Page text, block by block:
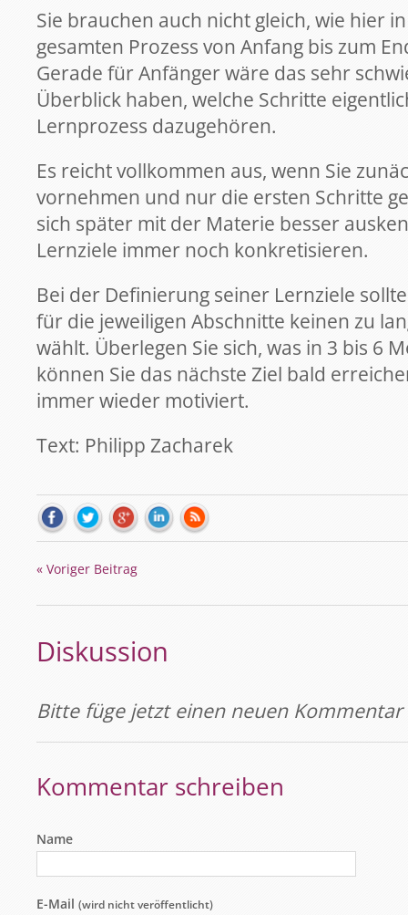
Sie brauchen auch nicht gleich, wie hier
gesamten Prozess von Anfang bis zum
Gerade für Anfänger wäre das sehr
Überblick haben, welche Schritte
Lernprozess dazugehören.
Es reicht vollkommen aus, wenn Sie
vornehmen und nur die ersten Schritte
sich später mit der Materie besser
Lernziele immer noch konkretisieren.
Bei der Definierung seiner Lernziele
für die jeweiligen Abschnitte keinen zu
wählt. Überlegen Sie sich, was in 3 bis 6
können Sie das nächste Ziel bald
immer wieder motiviert.
Text: Philipp Zacharek
« Voriger Beitrag
Diskussion
Bitte füge jetzt einen neuen Kommentar
Kommentar schreiben
Name
E-Mail (wird nicht veröffentlicht)